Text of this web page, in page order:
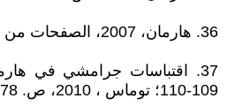
36. هارمان، 2007، الصفحات من 108 إلى 109.
109-110؛ توماس ، 2010، ص. 378.